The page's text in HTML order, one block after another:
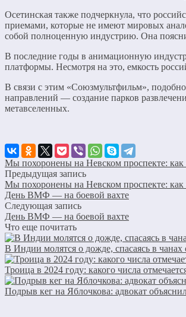
Осетинская также подчеркнула, что
приемами, которые не имеют мировых
собой полноценную индустрию. Она
В последние годы в анимационную
платформы. Несмотря на это, емкость
В связи с этим «Союзмультфильм»,
направлений — создание парков
метавселенных.
Мы похоронены на Невском проспекте: как
Предыдущая запись
Мы похоронены на Невском проспекте: как
День ВМФ — на боевой вахте
Следующая запись
День ВМФ — на боевой вахте
Что еще почитать
В Индии молятся о дожде, спасаясь в
Троица в 2024 году: какого числа
Подрыв кег на Яблочкова: адвокат